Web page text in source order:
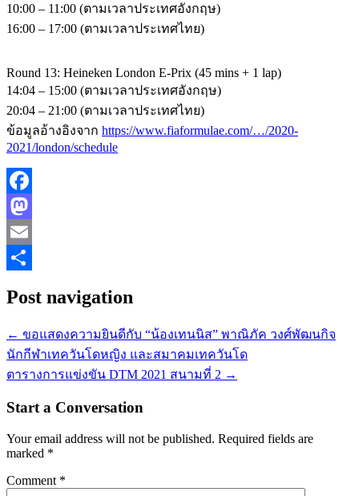
10:00 – 11:00 (ตามเวลาประเทศอังกฤษ)
16:00 – 17:00 (ตามเวลาประเทศไทย)
Round 13: Heineken London E-Prix (45 mins + 1 lap)
14:04 – 15:00 (ตามเวลาประเทศอังกฤษ)
20:04 – 21:00 (ตามเวลาประเทศไทย)
ข้อมูลอ้างอิงจาก https://www.fiaformulae.com/…/2020-
2021/london/schedule
Facebook
Mastodon
Email
Post navigation
← ขอแสดงความยินดีกับ “น้องเทนนิส” พาณิภัค วงศ์พัฒนกิจ
นักกีฬาเทควันโดหญิง และสมาคมเทควันโด
ตารางการแข่งขัน DTM 2021 สนามที่ 2 →
Start a Conversation
Your email address will not be published. Required fields are
marked *
Comment *